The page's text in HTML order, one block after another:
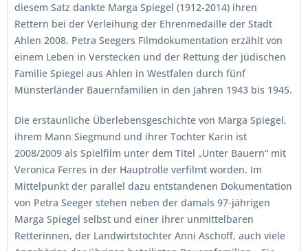
diesem Satz dankte Marga Spiegel (1912-2014) ihren
Rettern bei der Verleihung der Ehrenmedaille der Stadt
Ahlen 2008. Petra Seegers Filmdokumentation erzählt von
einem Leben in Verstecken und der Rettung der jüdischen
Familie Spiegel aus Ahlen in Westfalen durch fünf
Münsterländer Bauernfamilien in den Jahren 1943 bis 1945.
Die erstaunliche Überlebensgeschichte von Marga Spiegel,
ihrem Mann Siegmund und ihrer Tochter Karin ist
2008/2009 als Spielfilm unter dem Titel „Unter Bauern“ mit
Veronica Ferres in der Hauptrolle verfilmt worden. Im
Mittelpunkt der parallel dazu entstandenen Dokumentation
von Petra Seeger stehen neben der damals 97-jährigen
Marga Spiegel selbst und einer ihrer unmittelbaren
Retterinnen, der Landwirtstochter Anni Aschoff, auch viele